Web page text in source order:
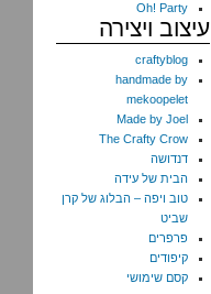
Oh! Party
עיצוב ויצירה
craftyblog
handmade by
mekoopelet
Made by Joel
The Crafty Crow
דנדושה
הבית של עידה
טוב ויפה – הבלוג של קרן
שביט
פרפרים
קיפודים
קסם שימושי